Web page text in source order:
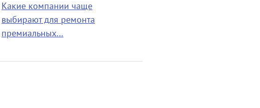
Какие компании чаще
выбирают для ремонта
премиальных…